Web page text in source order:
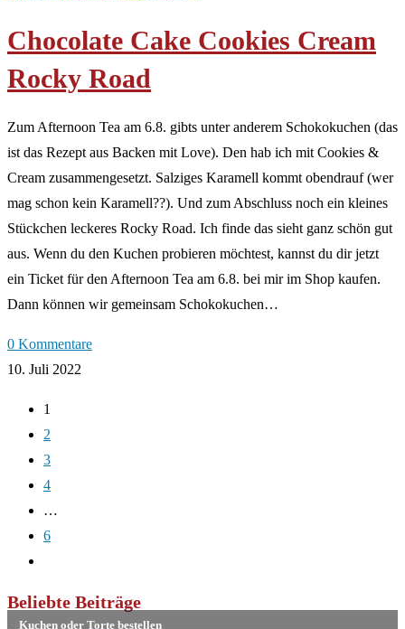
Chocolate Cake Cookies Cream
Rocky Road
Zum Afternoon Tea am 6.8. gibts unter anderem Schokokuchen (das
ist das Rezept aus Backen mit Love). Den hab ich mit Cookies &
Cream zusammengesetzt. Salziges Karamell kommt obendrauf (wer
mag schon kein Karamell??). Und zum Abschluss noch ein kleines
Stückchen leckeres Rocky Road. Ich finde das sieht ganz schön gut
aus. Wenn du den Kuchen probieren möchtest, kannst du dir jetzt
ein Ticket für den Afternoon Tea am 6.8. bei mir im Shop kaufen.
Dann können wir gemeinsam Schokokuchen…
0 Kommentare
10. Juli 2022
1
2
3
4
…
6
Seite
Beliebte Beiträge